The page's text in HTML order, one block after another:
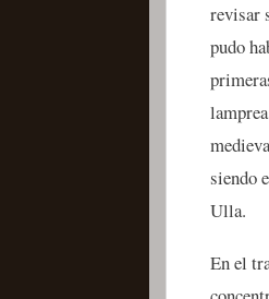
revisar
pudo
siendo
Ulla.
En el